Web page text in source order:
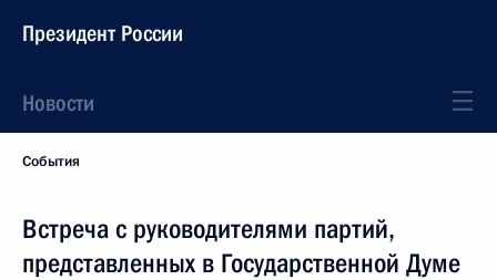
Президент России
Новости
События
Встреча с руководителями партий,
представленных в Государственной Думе